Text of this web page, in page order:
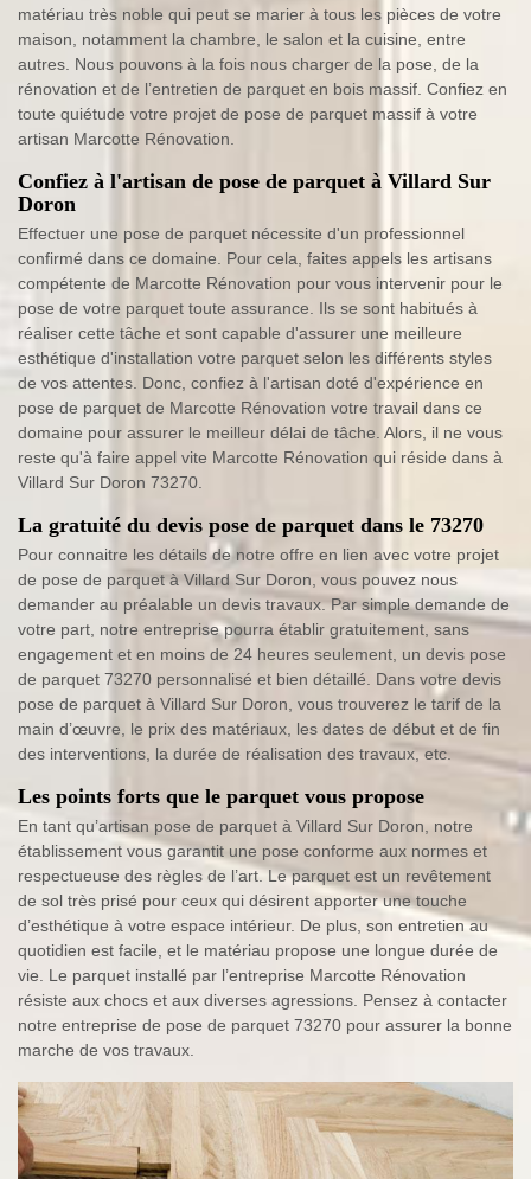
matériau très noble qui peut se marier à tous les pièces de votre
maison, notamment la chambre, le salon et la cuisine, entre
autres. Nous pouvons à la fois nous charger de la pose, de la
rénovation et de l’entretien de parquet en bois massif. Confiez en
toute quiétude votre projet de pose de parquet massif à votre
artisan Marcotte Rénovation.
Confiez à l'artisan de pose de parquet à Villard Sur
Doron
Effectuer une pose de parquet nécessite d'un professionnel
confirmé dans ce domaine. Pour cela, faites appels les artisans
compétente de Marcotte Rénovation pour vous intervenir pour le
pose de votre parquet toute assurance. Ils se sont habitués à
réaliser cette tâche et sont capable d'assurer une meilleure
esthétique d'installation votre parquet selon les différents styles
de vos attentes. Donc, confiez à l'artisan doté d'expérience en
pose de parquet de Marcotte Rénovation votre travail dans ce
domaine pour assurer le meilleur délai de tâche. Alors, il ne vous
reste qu'à faire appel vite Marcotte Rénovation qui réside dans à
Villard Sur Doron 73270.
La gratuité du devis pose de parquet dans le 73270
Pour connaitre les détails de notre offre en lien avec votre projet
de pose de parquet à Villard Sur Doron, vous pouvez nous
demander au préalable un devis travaux. Par simple demande de
votre part, notre entreprise pourra établir gratuitement, sans
engagement et en moins de 24 heures seulement, un devis pose
de parquet 73270 personnalisé et bien détaillé. Dans votre devis
pose de parquet à Villard Sur Doron, vous trouverez le tarif de la
main d’œuvre, le prix des matériaux, les dates de début et de fin
des interventions, la durée de réalisation des travaux, etc.
Les points forts que le parquet vous propose
En tant qu’artisan pose de parquet à Villard Sur Doron, notre
établissement vous garantit une pose conforme aux normes et
respectueuse des règles de l’art. Le parquet est un revêtement
de sol très prisé pour ceux qui désirent apporter une touche
d’esthétique à votre espace intérieur. De plus, son entretien au
quotidien est facile, et le matériau propose une longue durée de
vie. Le parquet installé par l’entreprise Marcotte Rénovation
résiste aux chocs et aux diverses agressions. Pensez à contacter
notre entreprise de pose de parquet 73270 pour assurer la bonne
marche de vos travaux.